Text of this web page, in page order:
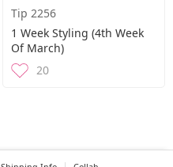
Tip 2256
1 Week Styling (4th Week
Of March)
20